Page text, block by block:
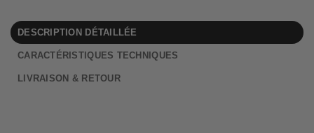
DESCRIPTION DÉTAILLÉE
CARACTÉRISTIQUES TECHNIQUES
LIVRAISON & RETOUR